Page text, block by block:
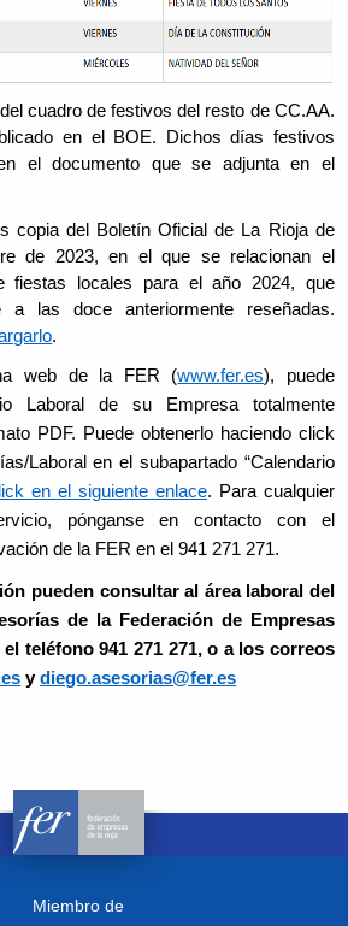
cuadro de festivos del resto de CC.AA.
en el BOE. Dichos días festivos
el documento que se adjunta en el
copia del Boletín Oficial de La Rioja de
de 2023, en el que se relacionan el
fiestas locales para el año 2024, que
a las doce anteriormente reseñadas.
.
web de la FER (www.fer.es), puede
Laboral de su Empresa totalmente
PDF. Puede obtenerlo haciendo click
Laboral en el subapartado “Calendario
en el siguiente enlace. Para cualquier
pónganse en contacto con el
de la FER en el 941 271 271.
pueden consultar al área laboral del
de la Federación de Empresas
teléfono 941 271 271, o a los correos
ydiego.asesorias@fer.es
Miembro de